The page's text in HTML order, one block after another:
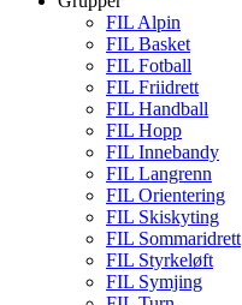
FIL Alpin
FIL Basket
FIL Fotball
FIL Friidrett
FIL Handball
FIL Hopp
FIL Innebandy
FIL Langrenn
FIL Orientering
FIL Skiskyting
FIL Sommaridrett
FIL Styrkeløft
FIL Symjing